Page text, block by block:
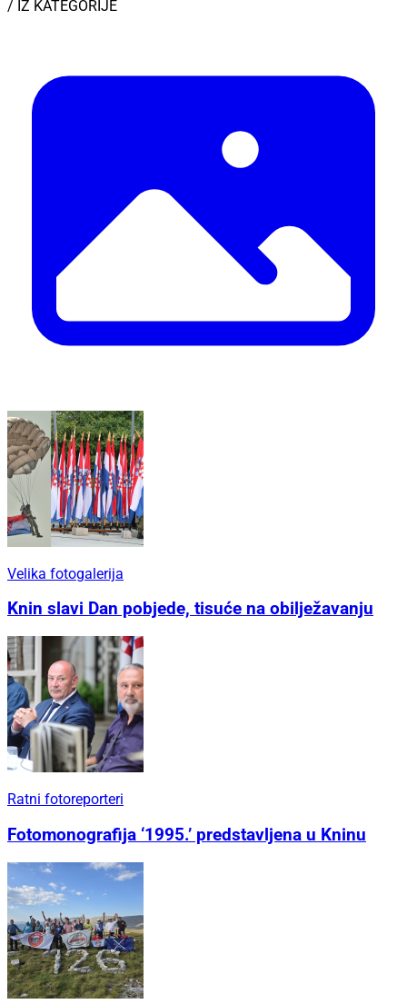
/ IZ KATEGORIJE
Velika fotogalerija
Knin slavi Dan pobjede, tisuće na obilježavanju
Ratni fotoreporteri
Fotomonografija ‘1995.’ predstavljena u Kninu